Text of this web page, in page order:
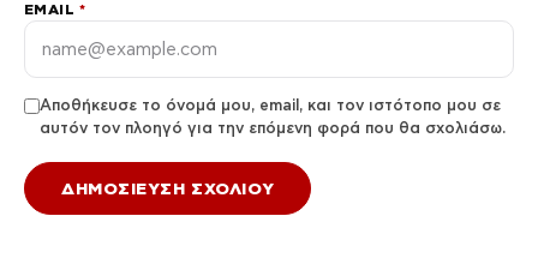
EMAIL *
Αποθήκευσε το όνομά μου, email, και τον ιστότοπο μου σε
αυτόν τον πλοηγό για την επόμενη φορά που θα σχολιάσω.